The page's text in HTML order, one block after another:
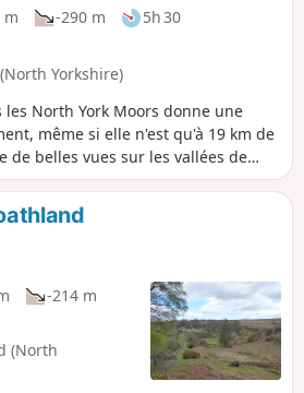
m -290 m
5h 30
Yorkshire)
North York Moors donne une
même si elle n'est qu'à 19 km de
de belles vues sur les vallées de
même si la région est en
étendues forestières.
facile à suivre.
-214 m
(North